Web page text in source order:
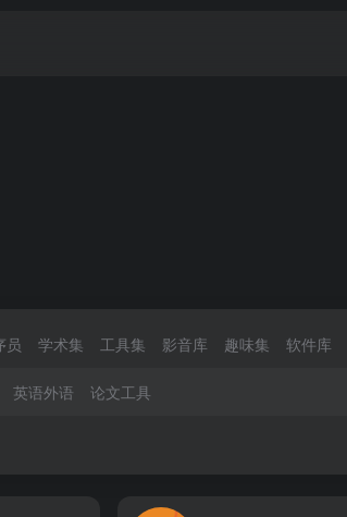
员 学术集 工具集 影音库 趣味集 软件库
英语外语 论文工具